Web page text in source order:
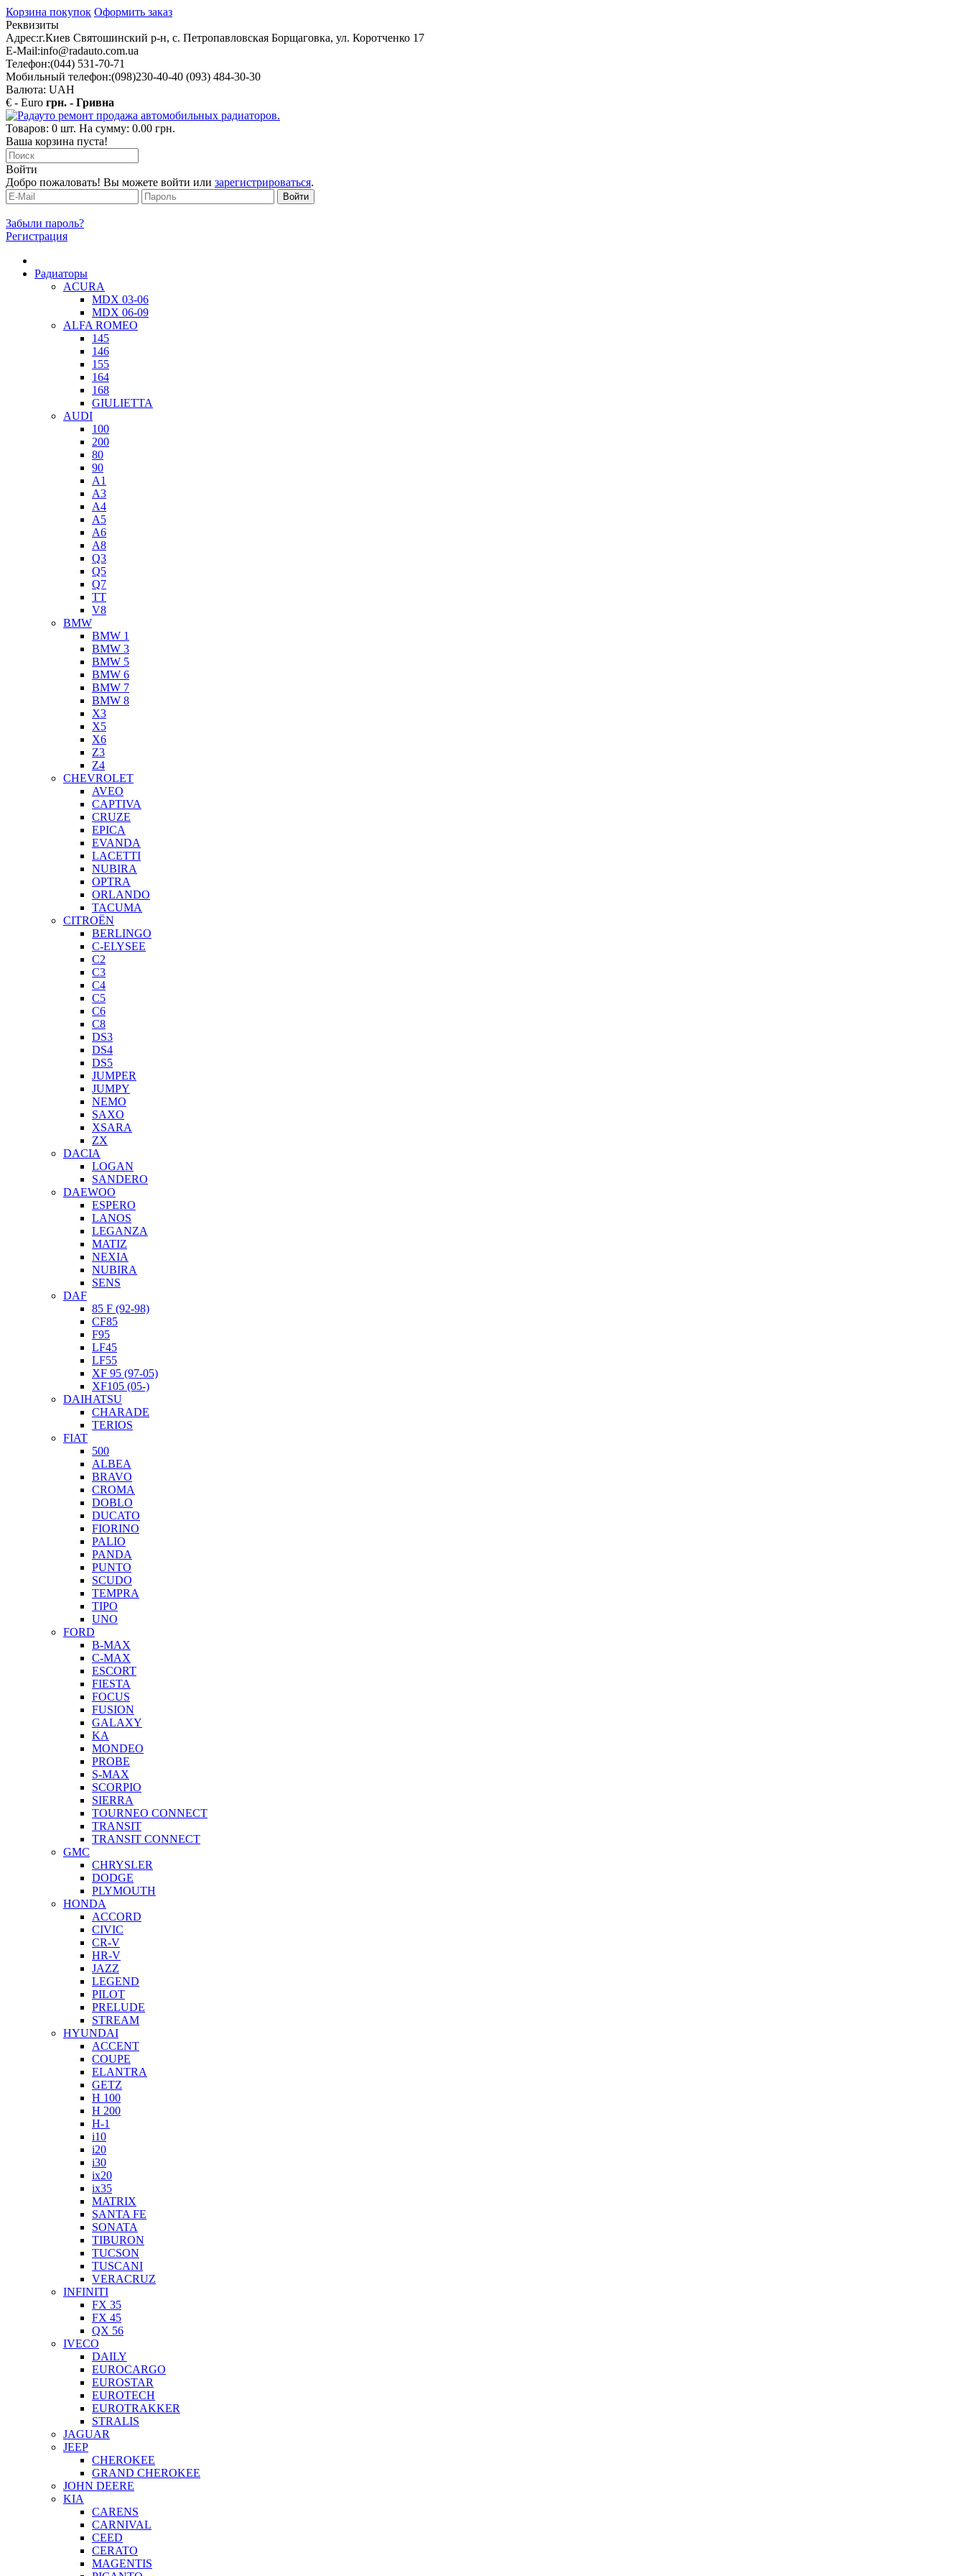
Корзина покупок Оформить заказ
Реквизиты
Адрес:г.Киев Святошинский р-н, с. Петропавловская Борщаговка, ул. Коротченко 17
E-Mail:info@radauto.com.ua
Телефон:(044) 531-70-71
Мобильный телефон:(098)230-40-40 (093) 484-30-30
Валюта: UAH
€ - Euro грн. - Гривна
Товаров: 0 шт. На сумму: 0.00 грн.
Ваша корзина пуста!
Войти
Добро пожаловать! Вы можете войти или зарегистрироваться.
Забыли пароль?
Регистрация
Радиаторы
ACURA
MDX 03-06
MDX 06-09
ALFA ROMEO
145
146
155
164
168
GIULIETTA
AUDI
100
200
80
90
A1
A3
A4
A5
A6
A8
Q3
Q5
Q7
TT
V8
BMW
BMW 1
BMW 3
BMW 5
BMW 6
BMW 7
BMW 8
X3
X5
X6
Z3
Z4
CHEVROLET
AVEO
CAPTIVA
CRUZE
EPICA
EVANDA
LACETTI
NUBIRA
OPTRA
ORLANDO
TACUMA
CITROËN
BERLINGO
C-ELYSEE
C2
C3
C4
C5
C6
C8
DS3
DS4
DS5
JUMPER
JUMPY
NEMO
SAXO
XSARA
ZX
DACIA
LOGAN
SANDERO
DAEWOO
ESPERO
LANOS
LEGANZA
MATIZ
NEXIA
NUBIRA
SENS
DAF
85 F (92-98)
CF85
F95
LF45
LF55
XF 95 (97-05)
XF105 (05-)
DAIHATSU
CHARADE
TERIOS
FIAT
500
ALBEA
BRAVO
CROMA
DOBLO
DUCATO
FIORINO
PALIO
PANDA
PUNTO
SCUDO
TEMPRA
TIPO
UNO
FORD
B-MAX
C-MAX
ESCORT
FIESTA
FOCUS
FUSION
GALAXY
KA
MONDEO
PROBE
S-MAX
SCORPIO
SIERRA
TOURNEO CONNECT
TRANSIT
TRANSIT CONNECT
GMC
CHRYSLER
DODGE
PLYMOUTH
HONDA
ACCORD
CIVIC
CR-V
HR-V
JAZZ
LEGEND
PILOT
PRELUDE
STREAM
HYUNDAI
ACCENT
COUPE
ELANTRA
GETZ
H 100
H 200
H-1
i10
i20
i30
ix20
ix35
MATRIX
SANTA FE
SONATA
TIBURON
TUCSON
TUSCANI
VERACRUZ
INFINITI
FX 35
FX 45
QX 56
IVECO
DAILY
EUROCARGO
EUROSTAR
EUROTECH
EUROTRAKKER
STRALIS
JAGUAR
JEEP
CHEROKEE
GRAND CHEROKEE
JOHN DEERE
KIA
CARENS
CARNIVAL
CEED
CERATO
MAGENTIS